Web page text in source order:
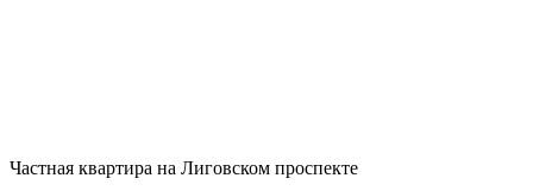
Частная квартира на Лиговском проспекте